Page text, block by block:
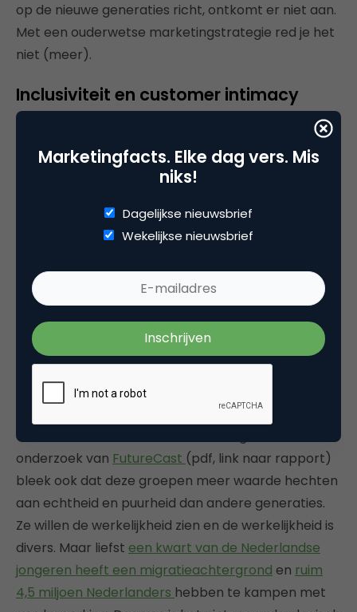
op de nieuwe generaties richt, ontkomt er niet aan.
Met een ouderwetse marketingstrategie red je het
niet (meer).
Inclusiviteit en customer intimacy
gaan hand in hand
Zoals deze afbeelding laat zien hebben Millenials en
Gen-Z diversiteit en inclusiviteit hoog zitten. Uit
onderzoek van FutureCast (pdf, link naar rapport)
bleek ook dat deze groepen meer waarde hechten
aan echtheid en puurheid dan andere generaties.
Ze willen de werkelijkheid zien en de werkelijkheid is
divers. Maar liefst een kwart van de Nederlandse
jongeren heeft een migratieachtergrond en ruim
4,5 miljoen Nederlanders hebben te kampen met
Marketingfacts. Elke dag vers. Mis
niks!
Dagelijkse nieuwsbrief
Wekelijkse nieuwsbrief